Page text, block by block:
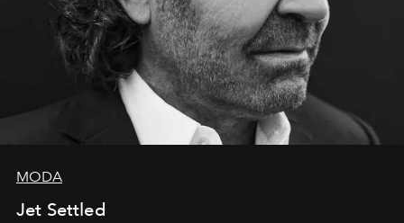
MODA
Jet Settled